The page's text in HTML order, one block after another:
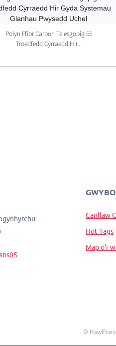
Polyn Ffibr Carbon Telesgopig 55
Troedfedd Cyrraedd Hir...
Canllaw
Hot Tags
Map o'r
©